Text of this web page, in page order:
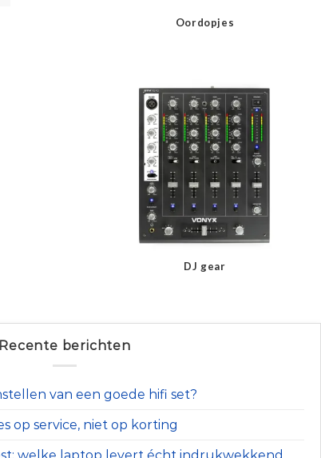
Oordopjes
DJ gear
Recente berichten
van een goede hifi set?
op service, niet op korting